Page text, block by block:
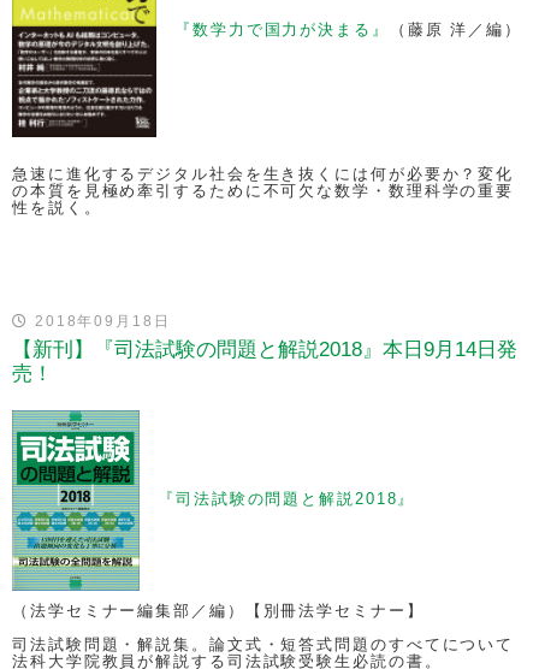
『数学力で国力が決まる』 （藤原 洋／編）
急速に進化するデジタル社会を生き抜くには何が必要か？変化
の本質を見極め牽引するために不可欠な数学・数理科学の重要
性を説く。
2018年09月18日
【新刊】『司法試験の問題と解説2018』本日9月14日発
売！
『司法試験の問題と解説2018』
（法学セミナー編集部／編）【別冊法学セミナー】
司法試験問題・解説集。論文式・短答式問題のすべてについて
法科大学院教員が解説する司法試験受験生必読の書。